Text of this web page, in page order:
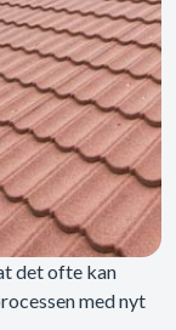
det ofte kan
med nyt